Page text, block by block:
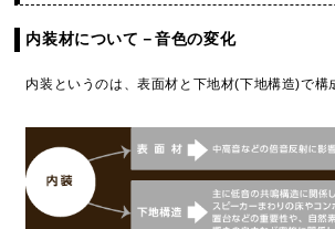
内装材について－音色の変化
内装というのは、表面材と下地材(下地構造)で構